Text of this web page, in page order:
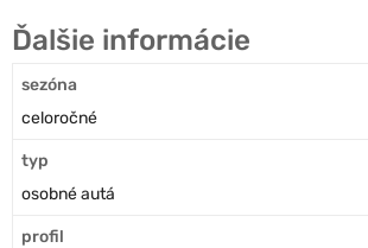
Ďalšie informácie
sezóna
celoročné
typ
osobné autá
profil